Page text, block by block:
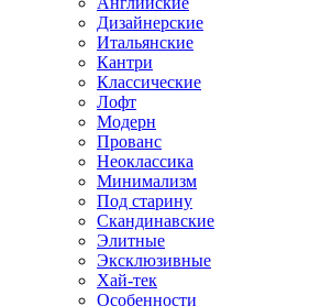
Дизайнерские
Итальянские
Кантри
Классические
Лофт
Модерн
Прованс
Неоклассика
Минимализм
Под старину
Скандинавские
Элитные
Эксклюзивные
Хай-тек
Особенности